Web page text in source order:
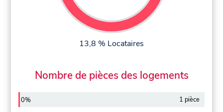
13,8 % Locataires
Nombre de pièces des logements
0% 1 pièce